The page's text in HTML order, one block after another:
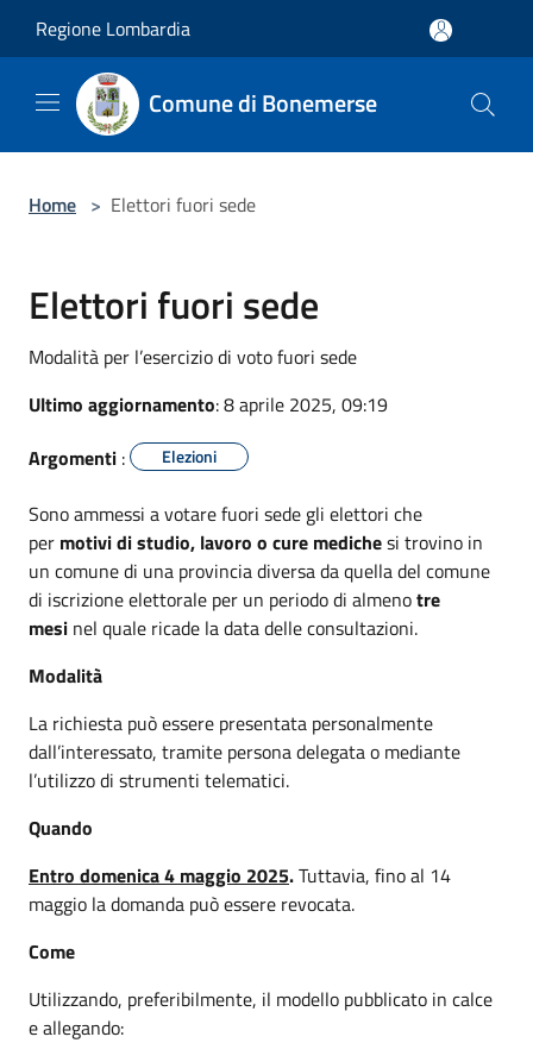
Regione Lombardia
Comune di Bonemerse
Home > Elettori fuori sede
Elettori fuori sede
Modalità per l’esercizio di voto fuori sede
Ultimo aggiornamento: 8 aprile 2025, 09:19
Argomenti : Elezioni
Sono ammessi a votare fuori sede gli elettori che
per motivi di studio, lavoro o cure medichesi trovino in
un comune di una provincia diversa da quella del comune
di iscrizione elettorale per un periodo di almenotre
mesi nel quale ricade la data delle consultazioni.
Modalità
La richiesta può essere presentata personalmente
dall’interessato, tramite persona delegata o mediante
l’utilizzo di strumenti telematici.
Quando
Entro domenica 4 maggio 2025.Tuttavia, fino al 14
maggio la domanda può essere revocata.
Come
Utilizzando, preferibilmente, il modello pubblicato in calce
e allegando: